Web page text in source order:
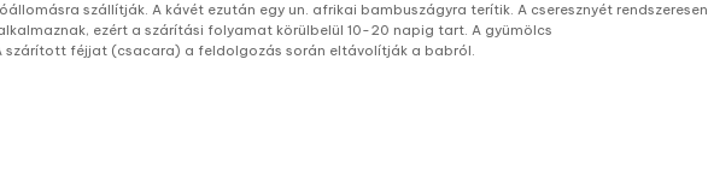
szállítják. A kávét ezután egy un. afrikai bambuszágyra terítik. A cseresznyét rendszeresen
ezért a szárítási folyamat körülbelül 10-20 napig tart. A gyümölcs
szárított féjjat (csacara) a feldolgozás során eltávolítják a babról.